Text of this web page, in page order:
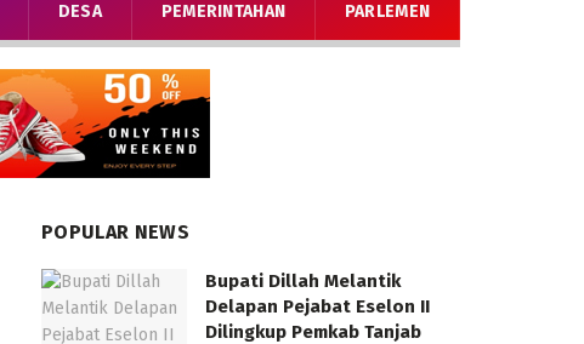
DESA PEMERINTAHAN PARLEMEN
POPULAR NEWS
Bupati Dillah Melantik
Delapan Pejabat Eselon II
Dilingkup Pemkab Tanjab